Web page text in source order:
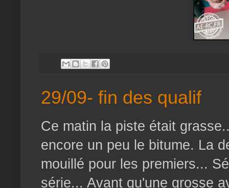
29/09- fin des qualif
Ce matin la piste était
encore un peu le bitume. La
mouillé pour les premiers...
série... Avant qu'une grosse